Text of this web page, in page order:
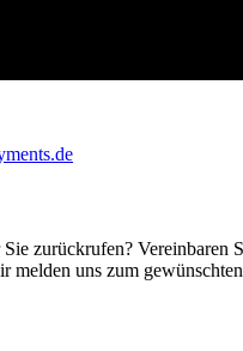
zurückrufen? Vereinbaren
melden uns zum